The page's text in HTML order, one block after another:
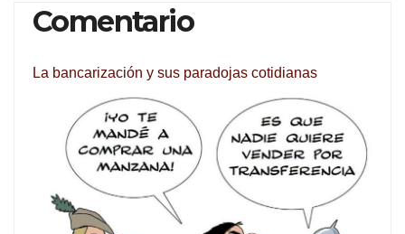
Comentario
La bancarización y sus paradojas cotidianas